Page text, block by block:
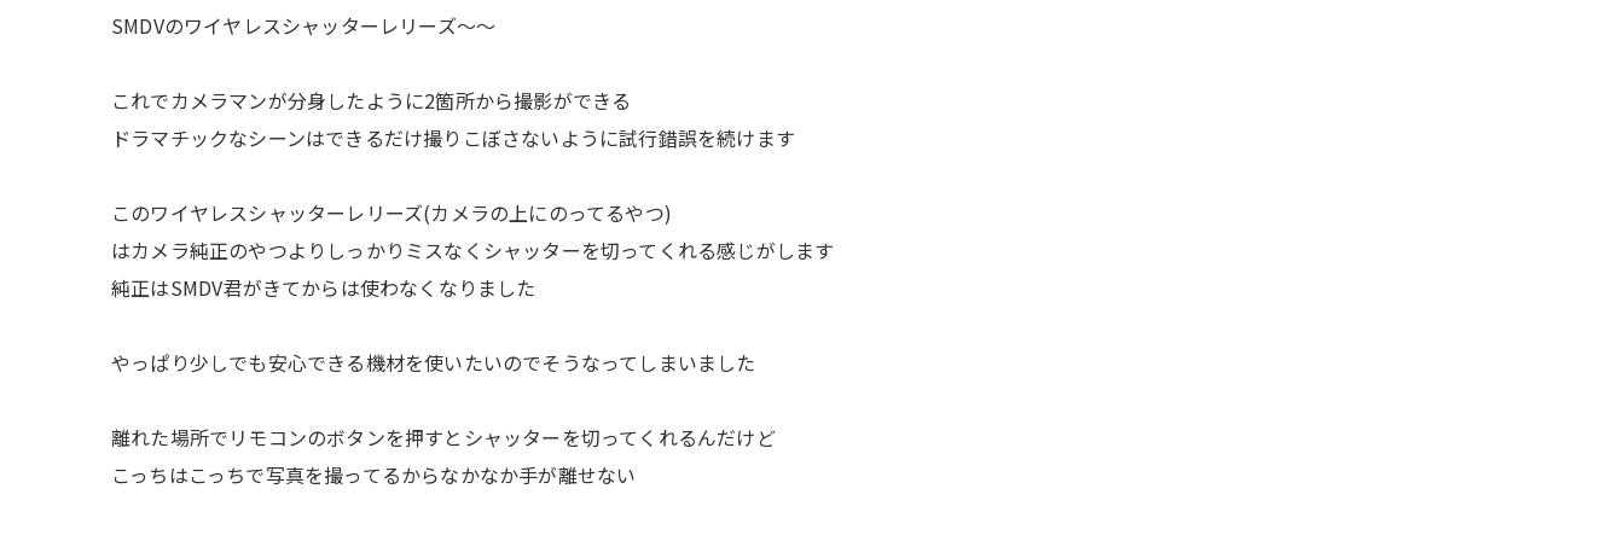
SMDVのワイヤレスシャッターレリーズ〜〜
これでカメラマンが分身したように2箇所から撮影ができる
ドラマチックなシーンはできるだけ撮りこぼさないように試行錯誤を続けます
このワイヤレスシャッターレリーズ(カメラの上にのってるやつ)
はカメラ純正のやつよりしっかりミスなくシャッターを切ってくれる感じがします
純正はSMDV君がきてからは使わなくなりました
やっぱり少しでも安心できる機材を使いたいのでそうなってしまいました
離れた場所でリモコンのボタンを押すとシャッターを切ってくれるんだけど
こっちはこっちで写真を撮ってるからなかなか手が離せない